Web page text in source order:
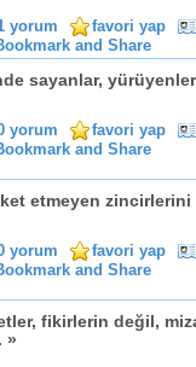
yorum favori yap
sayanlar,
yorum favori yap
etmeyen zincirlerini
yorum favori yap
fikirlerin değil,
»